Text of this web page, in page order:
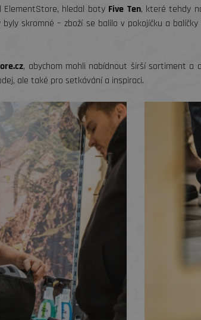
ElementStore, hledal boty Five Ten, které tehdy
skromné – zboží se balilo v pokojíčku a
, abychom mohli nabídnout širší sortiment a
ale také pro setkávání a inspiraci.